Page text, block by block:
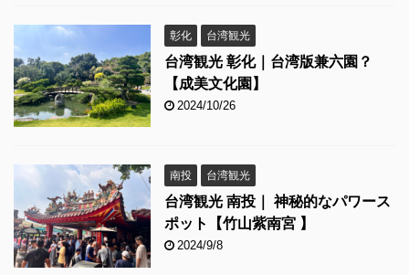
彰化 台湾観光
台湾観光 彰化｜台湾版兼六園？
【成美文化園】
2024/10/26
南投 台湾観光
台湾観光 南投｜ 神秘的なパワース
ポット【竹山紫南宮 】
2024/9/8